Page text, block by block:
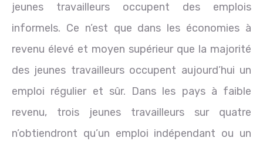
jeunes travailleurs occupent des emplois
informels. Ce n’est que dans les économies à
revenu élevé et moyen supérieur que la majorité
des jeunes travailleurs occupent aujourd’hui un
emploi régulier et sûr. Dans les pays à faible
revenu, trois jeunes travailleurs sur quatre
n’obtiendront qu’un emploi indépendant ou un